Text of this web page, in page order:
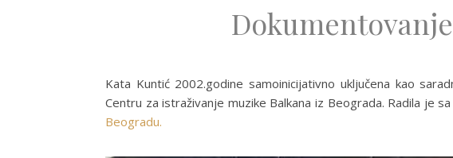
Kata Kuntić 2002.godine samoinicijativno uključena kao
Centru za istraživanje muzike Balkana iz Beograda. Radila je
Beogradu.